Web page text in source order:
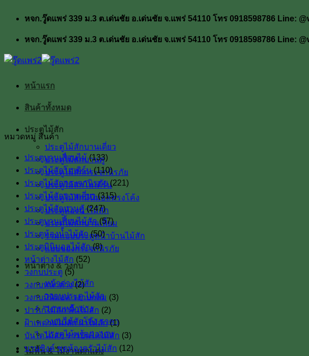
หจก.วู๊ดแพร่ 339 ม.3 ต.เด่นชัย อ.เด่นชัย จ.แพร่ 54110 โทร 0918598786 Line:
หจก.วู๊ดแพร่ 339 ม.3 ต.เด่นชัย อ.เด่นชัย จ.แพร่ 54110 โทร 0918598786 Line:
หน้าแรก
สินค้าทั้งหมด
ประตูไม้สัก
ประตูไม้สักบานเดี่ยว
ประตูไม้สักบานคู่
ประตูไม้สักกระจกนิรภัย
ประตูไม้สักโมเดิร์น
ประตูไม้สักมินิมอลทรงโค้ง
ประตูห้องน้ำไม้สัก
ประตูไม้สักบานเฟี้ยม
รวมแบบประตูหน้าบ้านไม้สัก
แบบของกระจกนิรภัย
หน้าต่าง & วงกบ
หน้าต่างไม้สัก
วงกบประตู ไม้สัก
วงกบหน้าต่าง
วงกบไม้สักโค้ง ราคา
ประตูไม้พร้อมวงกบ
ไม้พื้น & ไม้งานตกแต่ง
หมวดหมู่ สินค้า
ประตูบานเลื่อนไม้ (133)
ประตูไม้สักโมเดิร์น (110)
ประตูไม้สักกระจกนิรภัย (221)
ประตูไม้สักบานเดี่ยว (315)
ประตูไม้สักบานคู่ (247)
ประตูบานเฟี้ยมไม้สัก (57)
ประตูห้องน้ำไม้สัก (50)
ประตูมินิมอลไม้สัก (8)
หน้าต่างไม้สัก (52)
วงกบประตู (5)
วงกบหน้าต่าง (2)
วงกบมินิมอล วงกบกลม (3)
ปาร์เก้ไม้สัก พื้นไม้สัก (2)
ฝ้าเพดานไม้สัก ฝาไม้สัก (1)
บันไดไม้สัก ราวบันไดไม้สัก (3)
บานซิงค์ ชุดห้องครัวไม้สัก (12)